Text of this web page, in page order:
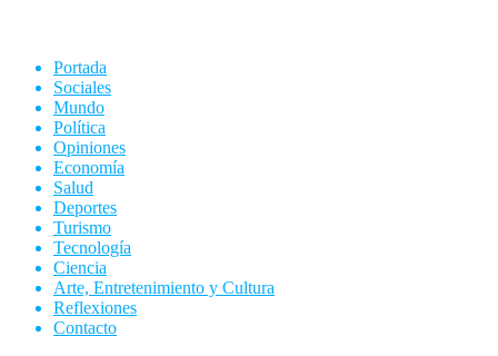
Portada
Sociales
Mundo
Política
Opiniones
Economía
Salud
Deportes
Turismo
Tecnología
Ciencia
Arte, Entretenimiento y Cultura
Reflexiones
Contacto